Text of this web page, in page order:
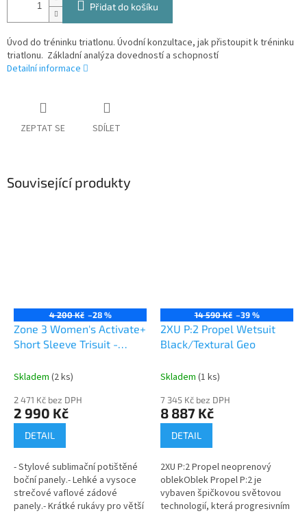
Přidat do košíku
Úvod do tréninku triatlonu. Úvodní konzultace, jak přistoupit k tréninku
triatlonu. Základní analýza dovedností a schopností
Detailní informace
ZEPTAT SE SDÍLET
Související produkty
4 200 Kč –28 %
Zone 3 Women's Activate+
Short Sleeve Trisuit -
Skladem (2 ks)
2 471 Kč bez DPH
2 990 Kč
DETAIL
- Stylové sublimační potištěné
boční panely.- Lehké a vysoce
strečové vaflové zádové
panely.- Krátké rukávy pro větší
14 590 Kč –39 %
2XU P:2 Propel Wetsuit
Black/Textural Geo
Skladem (1 ks)
7 345 Kč bez DPH
8 887 Kč
DETAIL
2XU P:2 Propel neoprenový
oblekOblek Propel P:2 je
vybaven špičkovou světovou
technologií, která progresivním